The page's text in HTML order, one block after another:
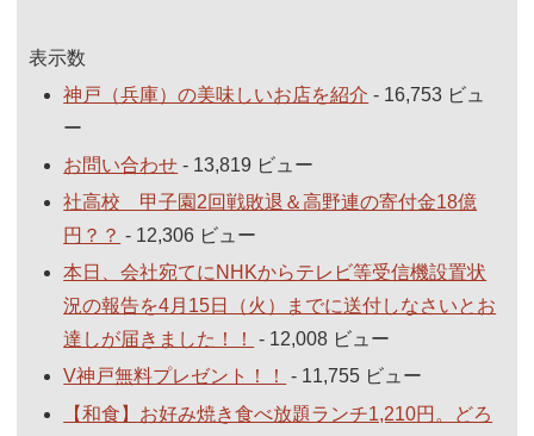
表示数
神戸（兵庫）の美味しいお店を紹介 - 16,753 ビュ
ー
お問い合わせ - 13,819 ビュー
社高校 甲子園2回戦敗退＆高野連の寄付金18億
円？？ - 12,306 ビュー
本日、会社宛てにNHKからテレビ等受信機設置状
況の報告を4月15日（火）までに送付しなさいとお
達しが届きました！！
- 12,008 ビュー
V神戸無料プレゼント！！
- 11,755 ビュー
【和食】お好み焼き食べ放題ランチ1,210円。どろ